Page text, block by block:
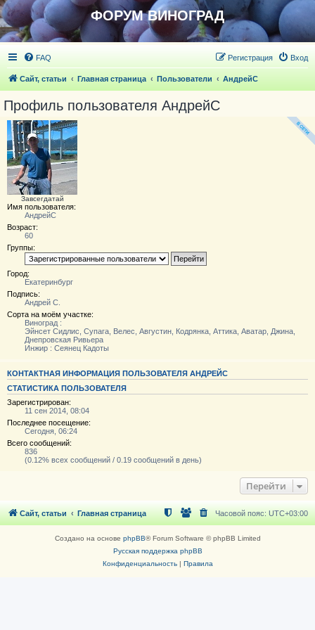
ФОРУМ ВИНОГРАД
FAQ Вход
Регистрация
Сайт, статьи Главная страница Пользователи АндрейС
Профиль пользователя АндрейС
Завсегдатай
Имя пользователя:
АндрейС
Возраст:
60
Группы:
Город:
Екатеринбург
Подпись:
Андрей С.
Сорта на моём участке:
Виноград :
Эйнсет Сидлис, Супага, Велес, Августин, Кодрянка, Аттика, Аватар, Джина,
Днепровская Ривьера
Инжир : Сеянец Кадоты
КОНТАКТНАЯ ИНФОРМАЦИЯ ПОЛЬЗОВАТЕЛЯ АНДРЕЙС
СТАТИСТИКА ПОЛЬЗОВАТЕЛЯ
Зарегистрирован:
11 сен 2014, 08:04
Последнее посещение:
Сегодня, 06:24
Всего сообщений:
836
(0.12% всех сообщений / 0.19 сообщений в день)
Перейти
Сайт, статьи Главная страница Часовой пояс: UTC+03:00
Создано на основе phpBB® Forum Software © phpBB Limited
Русская поддержка phpBB
Конфиденциальность| Правила